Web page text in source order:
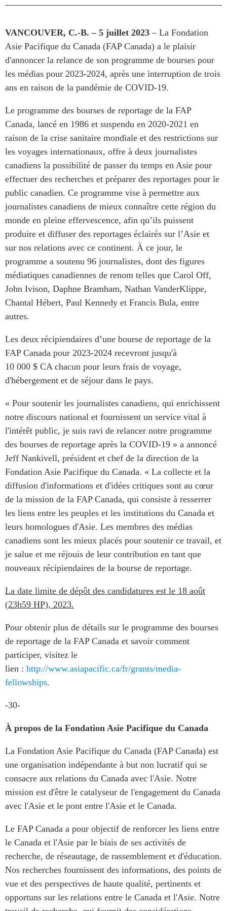
RECHERCHE
Asie du Sud-Est
Asie du Nord
Commerce avec l’Asie
CPTPP Portal
Auteurs
PROGRAMMES
Initiative indo-pacifique
Dialogues et tables rondes
Centre sur les minéraux
critiques du Canada et de
Enjeux émergents
En éducation
Missions commerciales
Canada pour la croissance
des entreprises
i-LEAD
CanWIN
Attachés supérieurs de
recherche
ABLAC
ABAC
CSCAP
Partenaires institutionnels
Nos Experts
Podcast Archive
PUBLICATIONS
Observatoire Asie
Dépêches
Rapports et notes de
Réflexions stratégiques
Explications
Études de cas
Sondages
Séries spéciales
Pleins feux
NOTRE RÉSEAU DE
SITES WEB
Programme d’études Asie-
Pacifique
Projet APEC-Canada pour
l’expansion du partenariat
des entreprises
Conférence Canada-en-
Asie
VANCOUVER, C.-B. – 5 juillet 2023 – La Fondation
Asie Pacifique du Canada (FAP Canada) a le plaisir
d'annoncer la relance de son programme de bourses pour
les médias pour 2023-2024, après une interruption de trois
ans en raison de la pandémie de COVID-19.
Le programme des bourses de reportage de la FAP
Canada, lancé en 1986 et suspendu en 2020-2021 en
raison de la crise sanitaire mondiale et des restrictions sur
les voyages internationaux, offre à deux journalistes
canadiens la possibilité de passer du temps en Asie pour
effectuer des recherches et préparer des reportages pour le
public canadien. Ce programme vise à permettre aux
journalistes canadiens de mieux connaître cette région du
monde en pleine effervescence, afin qu’ils puissent
produire et diffuser des reportages éclairés sur l’Asie et
sur nos relations avec ce continent. À ce jour, le
programme a soutenu 96 journalistes, dont des figures
médiatiques canadiennes de renom telles que Carol Off,
John Ivison, Daphne Bramham, Nathan VanderKlippe,
Chantal Hébert, Paul Kennedy et Francis Bula, entre
autres.
Les deux récipiendaires d’une bourse de reportage de la
FAP Canada pour 2023-2024 recevront jusqu'à
10 000 $ CA chacun pour leurs frais de voyage,
d'hébergement et de séjour dans le pays.
« Pour soutenir les journalistes canadiens, qui enrichissent
notre discours national et fournissent un service vital à
l'intérêt public, je suis ravi de relancer notre programme
des bourses de reportage après la COVID-19 » a annoncé
Jeff Nankivell, président et chef de la direction de la
Fondation Asie Pacifique du Canada. « La collecte et la
diffusion d'informations et d'idées critiques sont au cœur
de la mission de la FAP Canada, qui consiste à resserrer
les liens entre les peuples et les institutions du Canada et
leurs homologues d'Asie. Les membres des médias
canadiens sont les mieux placés pour soutenir ce travail, et
je salue et me réjouis de leur contribution en tant que
nouveaux récipiendaires de la bourse de reportage.
La date limite de dépôt des candidatures est le 18 août
(23h59 HP), 2023.
Pour obtenir plus de détails sur le programme des bourses
de reportage de la FAP Canada et savoir comment
participer, visitez le
lien : http://www.asiapacific.ca/fr/grants/media-
fellowships.
-30-
À propos de la Fondation Asie Pacifique du Canada
La Fondation Asie Pacifique du Canada (FAP Canada) est
une organisation indépendante à but non lucratif qui se
consacre aux relations du Canada avec l'Asie. Notre
mission est d'être le catalyseur de l'engagement du Canada
avec l'Asie et le pont entre l'Asie et le Canada.
Le FAP Canada a pour objectif de renforcer les liens entre
le Canada et l'Asie par le biais de ses activités de
recherche, de réseautage, de rassemblement et d'éducation.
Nos recherches fournissent des informations, des points de
vue et des perspectives de haute qualité, pertinents et
opportuns sur les relations entre le Canada et l'Asie. Notre